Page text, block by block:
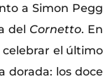
a Simon Pegg
del Cornetto. En
celebrar el último
dorada: los doce